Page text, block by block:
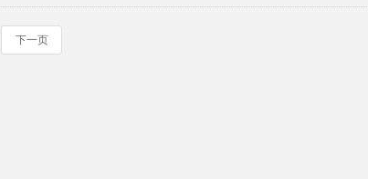
下一页